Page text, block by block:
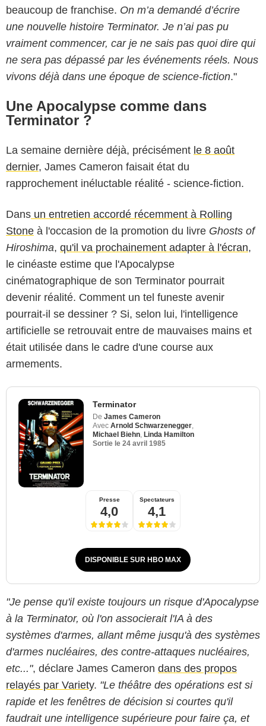
beaucoup de franchise. On m’a demandé d’écrire
une nouvelle histoire Terminator. Je n’ai pas pu
vraiment commencer, car je ne sais pas quoi dire qui
ne sera pas dépassé par les événements réels. Nous
vivons déjà dans une époque de science-fiction."
Une Apocalypse comme dans
Terminator ?
La semaine dernière déjà, précisément le 8 août
dernier, James Cameron faisait état du
rapprochement inéluctable réalité - science-fiction.
Dans un entretien accordé récemment à Rolling
Stone à l'occasion de la promotion du livre Ghosts of
Hiroshima, qu'il va prochainement adapter à l'écran,
le cinéaste estime que l'Apocalypse
cinématographique de son Terminator pourrait
devenir réalité. Comment un tel funeste avenir
pourrait-il se dessiner ? Si, selon lui, l'intelligence
artificielle se retrouvait entre de mauvaises mains et
était utilisée dans le cadre d'une course aux
armements.
Terminator
De James Cameron
Avec Arnold Schwarzenegger
Michael Biehn Linda Hamilton
Sortie le 24 avril 1985
Presse
4,0
Spectateurs
4,1
DISPONIBLE SUR HBO MAX
"Je pense qu'il existe toujours un risque d'Apocalypse
à la Terminator, où l'on associerait l'IA à des
systèmes d'armes, allant même jusqu'à des systèmes
d'armes nucléaires, des contre-attaques nucléaires,
etc...", déclare James Cameron dans des propos
relayés par Variety. "Le théâtre des opérations est si
rapide et les fenêtres de décision si courtes qu'il
faudrait une intelligence supérieure pour faire ça, et